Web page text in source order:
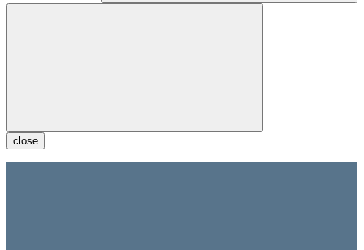
close